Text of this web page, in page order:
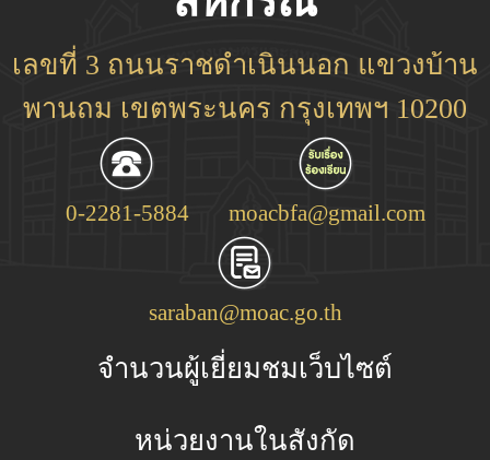
เลขที่ 3 ถนนราชดำเนินนอก แขวงบ้าน
พานถม เขตพระนคร กรุงเทพฯ 10200
0-2281-5884 moacbfa@gmail.com
saraban@moac.go.th
จำนวนผู้เยี่ยมชมเว็บไซต์
หน่วยงานในสังกัด